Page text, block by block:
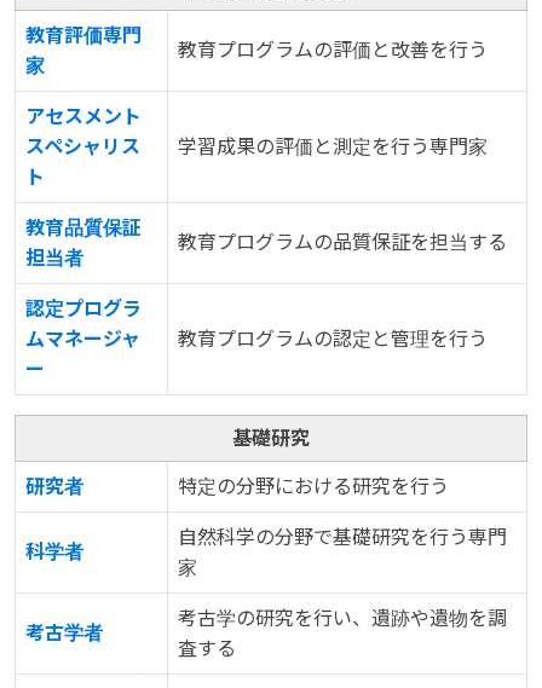
教育評価専門
家
教育プログラムの評価と改善を行う
アセスメント
スペシャリス
ト
学習成果の評価と測定を行う専門家
教育品質保証
担当者
教育プログラムの品質保証を担当する
認定プログラ
ムマネージャ
ー
教育プログラムの認定と管理を行う
基礎研究
研究者 特定の分野における研究を行う
科学者
自然科学の分野で基礎研究を行う専門
家
考古学者
考古学の研究を行い、遺跡や遺物を調
査する